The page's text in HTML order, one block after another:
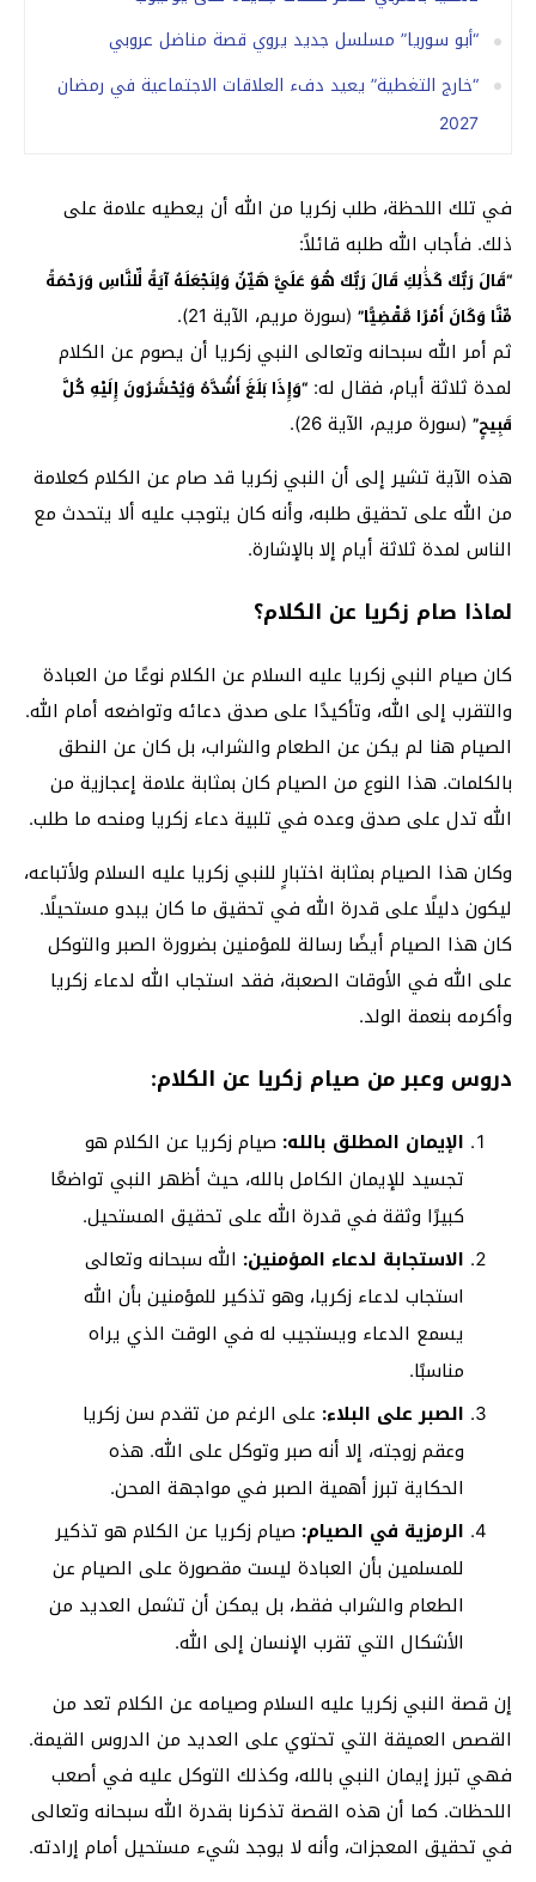
“أبو سوريا” مسلسل جديد يروي قصة مناضل عروبي
“خارج التغطية” يعيد دفء العلاقات الاجتماعية في رمضان
2027
في تلك اللحظة، طلب زكريا من الله أن يعطيه علامة على
ذلك. فأجاب الله طلبه قائلاً:
“قَالَ رَبُّكَ كَذَٰلِكِ قَالَ رَبُّكَ هُوَ عَلَيَّ هَيِّنٌ وَلِنَجْعَلَهُ آيَةً لِّلنَّاسِ وَرَحْمَةً
مِّنَّا وَكَانَ أَمْرًا مَّقْضِيًّا” (سورة مريم، الآية 21).
ثم أمر الله سبحانه وتعالى النبي زكريا أن يصوم عن الكلام
لمدة ثلاثة أيام، فقال له: “وَإِذَا بَلَغَ أَشُدَّهُ وَيُحْشَرُونَ إِلَيْهِ كُلَّ
قَبِيحٍ” (سورة مريم، الآية 26).
هذه الآية تشير إلى أن النبي زكريا قد صام عن الكلام كعلامة
من الله على تحقيق طلبه، وأنه كان يتوجب عليه ألا يتحدث مع
الناس لمدة ثلاثة أيام إلا بالإشارة.
لماذا صام زكريا عن الكلام؟
كان صيام النبي زكريا عليه السلام عن الكلام نوعًا من العبادة
والتقرب إلى الله، وتأكيدًا على صدق دعائه وتواضعه أمام الله.
الصيام هنا لم يكن عن الطعام والشراب، بل كان عن النطق
بالكلمات. هذا النوع من الصيام كان بمثابة علامة إعجازية من
الله تدل على صدق وعده في تلبية دعاء زكريا ومنحه ما طلب.
وكان هذا الصيام بمثابة اختبارٍ للنبي زكريا عليه السلام ولأتباعه،
ليكون دليلًا على قدرة الله في تحقيق ما كان يبدو مستحيلًا.
كان هذا الصيام أيضًا رسالة للمؤمنين بضرورة الصبر والتوكل
على الله في الأوقات الصعبة، فقد استجاب الله لدعاء زكريا
وأكرمه بنعمة الولد.
دروس وعبر من صيام زكريا عن الكلام:
الإيمان المطلق بالله: صيام زكريا عن الكلام هو
تجسيد للإيمان الكامل بالله، حيث أظهر النبي تواضعًا
كبيرًا وثقة في قدرة الله على تحقيق المستحيل.
الاستجابة لدعاء المؤمنين: الله سبحانه وتعالى
استجاب لدعاء زكريا، وهو تذكير للمؤمنين بأن الله
يسمع الدعاء ويستجيب له في الوقت الذي يراه
مناسبًا.
الصبر على البلاء: على الرغم من تقدم سن زكريا
وعقم زوجته، إلا أنه صبر وتوكل على الله. هذه
الحكاية تبرز أهمية الصبر في مواجهة المحن.
الرمزية في الصيام: صيام زكريا عن الكلام هو تذكير
للمسلمين بأن العبادة ليست مقصورة على الصيام عن
الطعام والشراب فقط، بل يمكن أن تشمل العديد من
الأشكال التي تقرب الإنسان إلى الله.
إن قصة النبي زكريا عليه السلام وصيامه عن الكلام تعد من
القصص العميقة التي تحتوي على العديد من الدروس القيمة.
فهي تبرز إيمان النبي بالله، وكذلك التوكل عليه في أصعب
اللحظات. كما أن هذه القصة تذكرنا بقدرة الله سبحانه وتعالى
في تحقيق المعجزات، وأنه لا يوجد شيء مستحيل أمام إرادته.